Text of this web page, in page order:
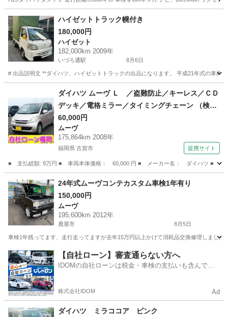
鹿児島 鹿児島市 鹿児島駅 タント
ハイゼットトラック幌付き
180,000円
ハイゼット
182,000km 2009年
いづろ通駅 8月6日
# 出品説明文 **ダイハツ、ハイゼットトラックの出品になります。 平成21年式の車
鹿児島市 いづろ通駅 ハイゼット
ダイハツ ムーヴ Ｌ ／盗難防止／キーレス／ＣＤ
デッキ／電格ミラー／タイミングチェーン （検9.
7）
60,000円
ムーヴ
175,864km 2008年
福岡県 古賀市 提携サイト
■ 支払総額: 9万円 ■ 車両本体価格： 60,000 円 ■ メーカー名： ダイハツ ■ 車
福岡 古賀市 ムーヴ
24年式ムーヴコンテカスタム車検1年有り
150,000円
ムーヴ
195,600km 2012年
鹿屋市 8月5日
車検1年残ってます、走行走ってますが去年15万円以上かけて消耗品交換修理しまし
鹿児島 鹿屋市 ムーヴ
【自社ローン】審査通らない方へ
IDOMの自社ローンは税金・車検の支払いも含んでい
株式会社IDOM Ad
ダイハツ ミラココア ピンク